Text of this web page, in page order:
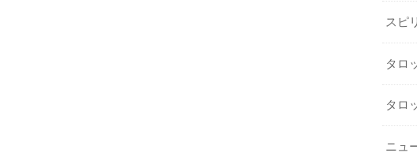
スピ
タロ
タロ
ニュ